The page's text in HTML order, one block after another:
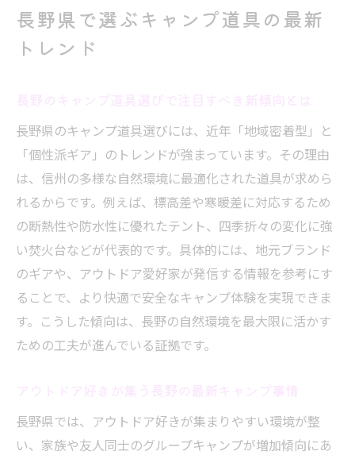
おしゃれ＆機能性重視の長野キャンプ道具
特集
長野のアウトドアショップで探す話題のキ
魅力
ガレージブランドが光る長野キャンプ用品の魅
力
長野発ガレージブランドのキャンプ道具が
人気の理由
個性派キャンパー注目の長野ガレージブラ
ンド特集
長野県で選ぶガレージブランドの魅力を徹
底解説
長野で見つけるオリジナリティ溢れるキャ
ンプ用品
長野県で選ぶキャンプ道具の最新
トレンド
長野県のキャンプ道具選びには、近年「地域密着型」と
「個性派ギア」のトレンドが強まっています。その理由
は、信州の多様な自然環境に最適化された道具が求めら
れるからです。例えば、標高差や寒暖差に対応するため
の断熱性や防水性に優れたテント、四季折々の変化に強
い焚火台などが代表的です。具体的には、地元ブランド
のギアや、アウトドア愛好家が発信する情報を参考にす
ることで、より快適で安全なキャンプ体験を実現できま
す。こうした傾向は、長野の自然環境を最大限に活かす
ための工夫が進んでいる証拠です。
長野県では、アウトドア好きが集まりやすい環境が整
い、家族や友人同士のグループキャンプが増加傾向にあ